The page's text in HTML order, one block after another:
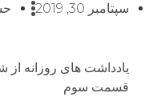
سپتامبر 30, 2019
یادداشت های روزانه از شهریور 87
قسمت سوم